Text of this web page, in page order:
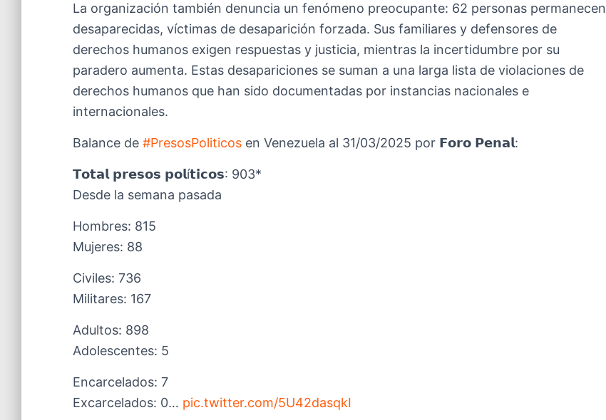
La organización también denuncia un fenómeno preocupante: 62 personas permanecen
desaparecidas, víctimas de desaparición forzada. Sus familiares y defensores de
derechos humanos exigen respuestas y justicia, mientras la incertidumbre por su
paradero aumenta. Estas desapariciones se suman a una larga lista de violaciones de
derechos humanos que han sido documentadas por instancias nacionales e
internacionales.
Balance de #PresosPoliticos en Venezuela al 31/03/2025 por 𝗙𝗼𝗿𝗼 𝗣𝗲𝗻𝗮𝗹:
𝗧𝗼𝘁𝗮𝗹 𝗽𝗿𝗲𝘀𝗼𝘀 𝗽𝗼𝗹í𝘁𝗶𝗰𝗼𝘀: 903*
Desde la semana pasada
Hombres: 815
Mujeres: 88
Civiles: 736
Militares: 167
Adultos: 898
Adolescentes: 5
Encarcelados: 7
Excarcelados: 0… pic.twitter.com/5U42dasqkI